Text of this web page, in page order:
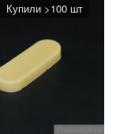
Купили >100 шт